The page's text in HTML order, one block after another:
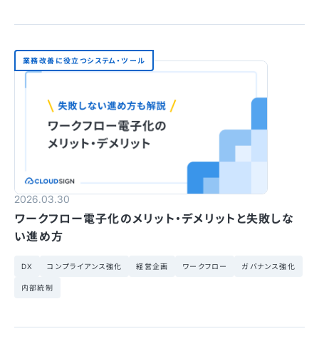
業務改善に役立つシステム・ツール
2026.03.30
ワークフロー電子化のメリット・デメリットと失敗しな
い進め方
DX コンプライアンス強化 経営企画 ワークフロー ガバナンス強化
内部統制